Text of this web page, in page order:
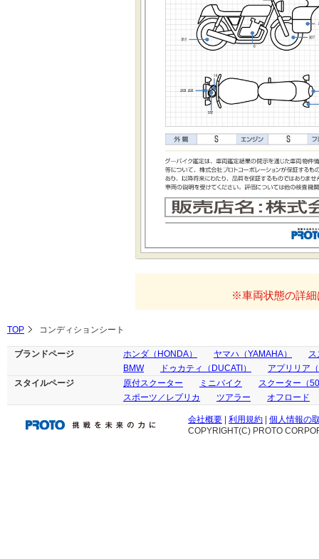
※車両状態の詳細
TOP コンディションシート
ブランドページ ホンダ（HONDA） ヤマハ（YAMAHA）
ス
BMW
ドゥカティ（DUCATI）
アプリリア
スタイルページ
原付スクーター ミニバイク
スクーター（
スポーツ／レプリカ
ツアラー オフロード
会社概要 利用規約
個人情報の
COPYRIGHT(C) PROTO